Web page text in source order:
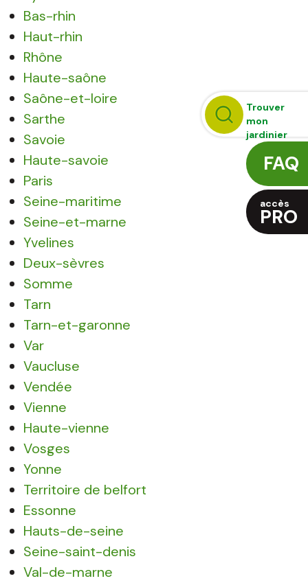
Trouver
mon
jardinier
FAQ
accès
PRO
Bas-rhin
Haut-rhin
Rhône
Haute-saône
Saône-et-loire
Sarthe
Savoie
Haute-savoie
Paris
Seine-maritime
Seine-et-marne
Yvelines
Deux-sèvres
Somme
Tarn
Tarn-et-garonne
Var
Vaucluse
Vendée
Vienne
Haute-vienne
Vosges
Yonne
Territoire de belfort
Essonne
Hauts-de-seine
Seine-saint-denis
Val-de-marne